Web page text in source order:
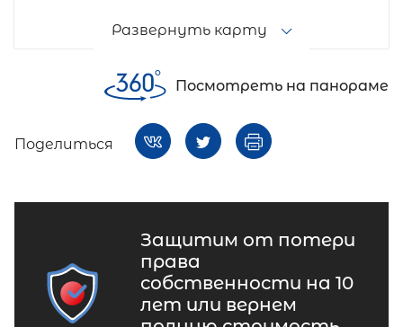
Развернуть карту
Посмотреть на панораме
Поделиться
Защитим от потери
права
собственности на 10
лет или вернем